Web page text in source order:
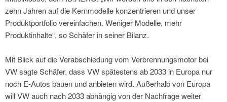
zehn Jahren auf die Kernmodelle konzentrieren und unser
Produktportfolio vereinfachen. Weniger Modelle, mehr
Produktinhalte“, so Schäfer in seiner Bilanz.
Mit Blick auf die Verabschiedung vom Verbrennungsmotor bei
VW sagte Schäfer, dass VW spätestens ab 2033 in Europa nur
noch E-Autos bauen und anbieten wird. Außerhalb von Europa
will VW auch nach 2033 abhängig von der Nachfrage weiter